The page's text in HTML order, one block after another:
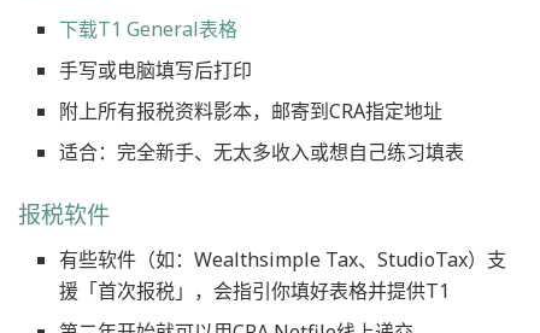
下载T1 General表格
手写或电脑填写后打印
附上所有报税资料影本，邮寄到CRA指定地址
适合：完全新手、无太多收入或想自己练习填表
报税软件
有些软件（如：Wealthsimple Tax、StudioTax）支
援「首次报税」，会指引你填好表格并提供T1